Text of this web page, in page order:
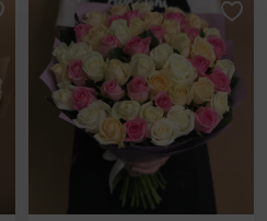
Добавить в избранное